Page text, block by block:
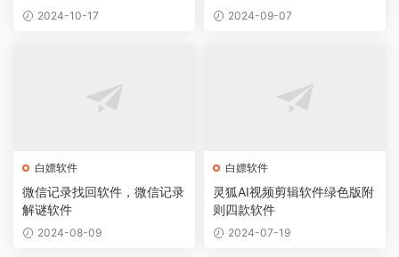
2024-10-17
号 无痕
2024-09-07
白嫖软件
微信记录找回软件，微信记录
解谜软件
2024-08-09
白嫖软件
灵狐AI视频剪辑软件绿色版附
则四款软件
2024-07-19